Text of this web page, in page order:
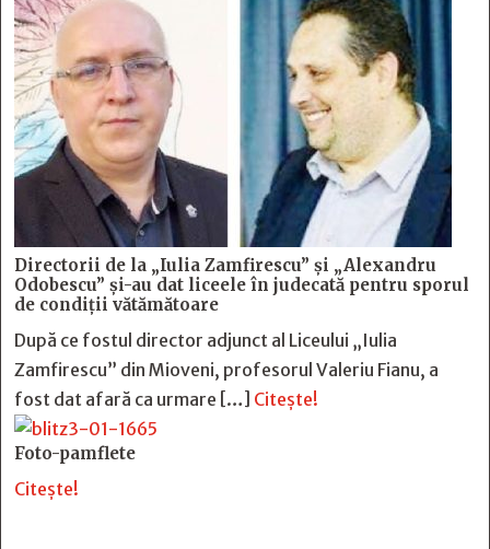
Directorii de la „Iulia Zamfirescu” și „Alexandru
Odobescu” și-au dat liceele în judecată pentru sporul
de condiții vătămătoare
După ce fostul director adjunct al Liceului „Iulia
Zamfirescu” din Mioveni, profesorul Valeriu Fianu, a
fost dat afară ca urmare […] Citește!
Foto-pamflete
Citește!